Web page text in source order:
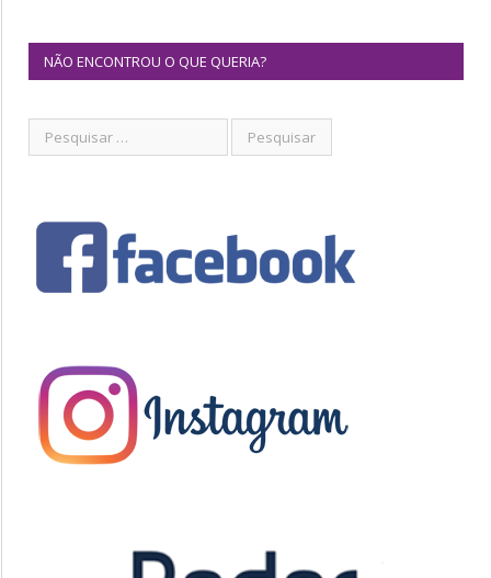
NÃO ENCONTROU O QUE QUERIA?